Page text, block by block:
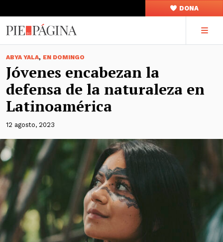
DONA
ABYA YALA, EN DOMINGO
Jóvenes encabezan la
defensa de la naturaleza en
Latinoamérica
12 agosto, 2023